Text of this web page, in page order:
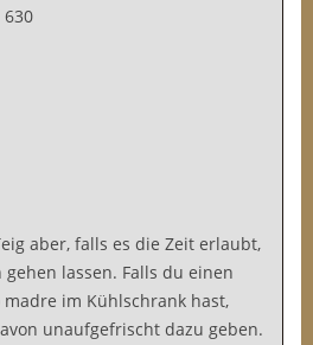
630
aber, falls es die Zeit erlaubt,
lassen. Falls du einen
im Kühlschrank hast,
unaufgefrischt dazu geben.